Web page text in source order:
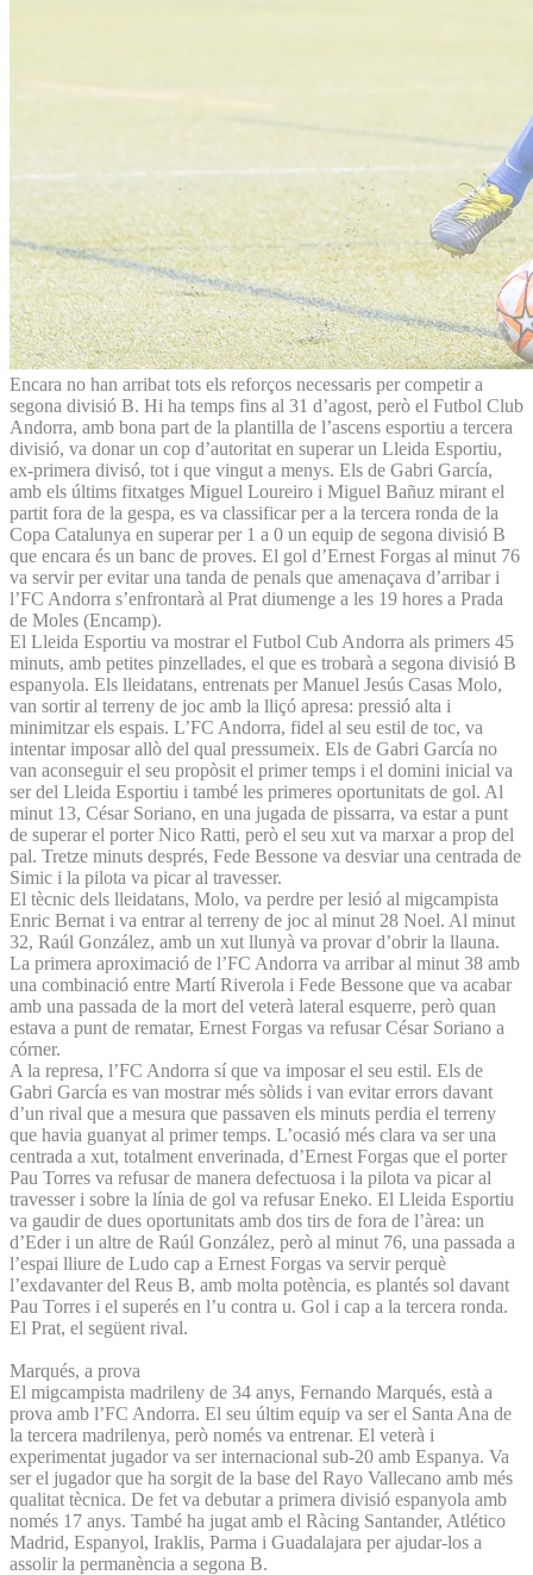
Encara no han arribat tots els reforços necessaris per competir a
segona divisió B. Hi ha temps fins al 31 d’agost, però el Futbol Club
Andorra, amb bona part de la plantilla de l’ascens esportiu a tercera
divisió, va donar un cop d’autoritat en superar un Lleida Esportiu,
ex-primera divisó, tot i que vingut a menys. Els de Gabri García,
amb els últims fitxatges Miguel Loureiro i Miguel Bañuz mirant el
partit fora de la gespa, es va classificar per a la tercera ronda de la
Copa Catalunya en superar per 1 a 0 un equip de segona divisió B
que encara és un banc de proves. El gol d’Ernest Forgas al minut 76
va servir per evitar una tanda de penals que amenaçava d’arribar i
l’FC Andorra s’enfrontarà al Prat diumenge a les 19 hores a Prada
de Moles (Encamp).
El Lleida Esportiu va mostrar el Futbol Cub Andorra als primers 45
minuts, amb petites pinzellades, el que es trobarà a segona divisió B
espanyola. Els lleidatans, entrenats per Manuel Jesús Casas Molo,
van sortir al terreny de joc amb la lliçó apresa: pressió alta i
minimitzar els espais. L’FC Andorra, fidel al seu estil de toc, va
intentar imposar allò del qual pressumeix. Els de Gabri García no
van aconseguir el seu propòsit el primer temps i el domini inicial va
ser del Lleida Esportiu i també les primeres oportunitats de gol. Al
minut 13, César Soriano, en una jugada de pissarra, va estar a punt
de superar el porter Nico Ratti, però el seu xut va marxar a prop del
pal. Tretze minuts després, Fede Bessone va desviar una centrada de
Simic i la pilota va picar al travesser.
El tècnic dels lleidatans, Molo, va perdre per lesió al migcampista
Enric Bernat i va entrar al terreny de joc al minut 28 Noel. Al minut
32, Raúl González, amb un xut llunyà va provar d’obrir la llauna.
La primera aproximació de l’FC Andorra va arribar al minut 38 amb
una combinació entre Martí Riverola i Fede Bessone que va acabar
amb una passada de la mort del veterà lateral esquerre, però quan
estava a punt de rematar, Ernest Forgas va refusar César Soriano a
córner.
A la represa, l’FC Andorra sí que va imposar el seu estil. Els de
Gabri García es van mostrar més sòlids i van evitar errors davant
d’un rival que a mesura que passaven els minuts perdia el terreny
que havia guanyat al primer temps. L’ocasió més clara va ser una
centrada a xut, totalment enverinada, d’Ernest Forgas que el porter
Pau Torres va refusar de manera defectuosa i la pilota va picar al
travesser i sobre la línia de gol va refusar Eneko. El Lleida Esportiu
va gaudir de dues oportunitats amb dos tirs de fora de l’àrea: un
d’Eder i un altre de Raúl González, però al minut 76, una passada a
l’espai lliure de Ludo cap a Ernest Forgas va servir perquè
l’exdavanter del Reus B, amb molta potència, es plantés sol davant
Pau Torres i el superés en l’u contra u. Gol i cap a la tercera ronda.
El Prat, el següent rival.
Marqués, a prova
El migcampista madrileny de 34 anys, Fernando Marqués, està a
prova amb l’FC Andorra. El seu últim equip va ser el Santa Ana de
la tercera madrilenya, però només va entrenar. El veterà i
experimentat jugador va ser internacional sub-20 amb Espanya. Va
ser el jugador que ha sorgit de la base del Rayo Vallecano amb més
qualitat tècnica. De fet va debutar a primera divisió espanyola amb
només 17 anys. També ha jugat amb el Ràcing Santander, Atlético
Madrid, Espanyol, Iraklis, Parma i Guadalajara per ajudar-los a
assolir la permanència a segona B.